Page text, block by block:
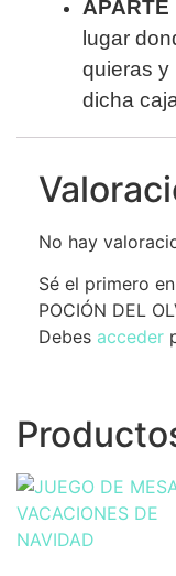
APARTE
lugar
quieras y
dicha
No hay
Sé el primero
POCIÓN DEL
Debes acceder